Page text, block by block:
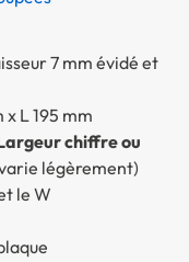
7 mm évidé et
x L 195 mm
chiffre ou
légèrement)
le W